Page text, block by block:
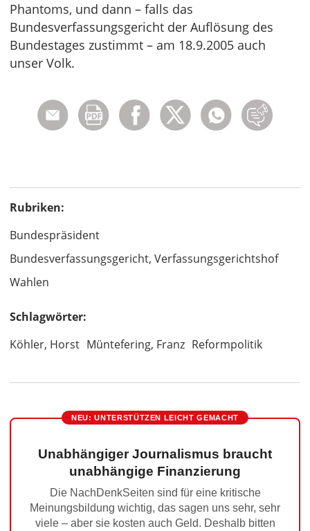
Phantoms, und dann – falls das
Bundesverfassungsgericht der Auflösung des
Bundestages zustimmt – am 18.9.2005 auch
unser Volk.
Rubriken:
Bundespräsident
Bundesverfassungsgericht, Verfassungsgerichtshof
Wahlen
Schlagwörter:
Köhler, Horst Müntefering, Franz Reformpolitik
NEU: UNTERSTÜTZEN LEICHT GEMACHT
Unabhängiger Journalismus braucht
unabhängige Finanzierung
Die NachDenkSeiten sind für eine kritische
Meinungsbildung wichtig, das sagen uns sehr, sehr
viele – aber sie kosten auch Geld. Deshalb bitten